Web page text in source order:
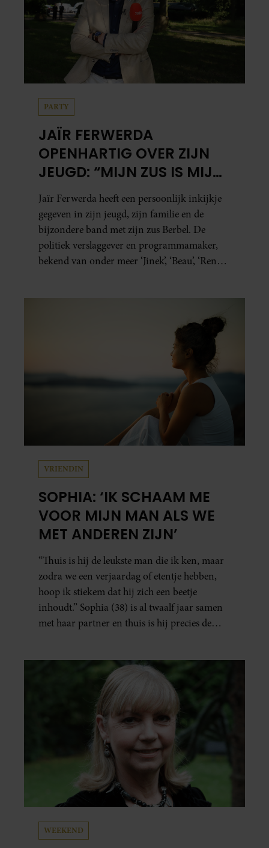
PARTY
JAÏR FERWERDA
OPENHARTIG OVER ZIJN
JEUGD: “MIJN ZUS IS MIJN
MORELE KOMPAS”
Jaïr Ferwerda heeft een persoonlijk inkijkje
gegeven in zijn jeugd, zijn familie en de
bijzondere band met zijn zus Berbel. De
politiek verslaggever en programmamaker,
bekend van onder meer ‘Jinek’, ‘Beau’, ‘Renze’,
VRIENDIN
SOPHIA: ‘IK SCHAAM ME
VOOR MIJN MAN ALS WE
MET ANDEREN ZIJN’
“Thuis is hij de leukste man die ik ken, maar
zodra we een verjaardag of etentje hebben,
hoop ik stiekem dat hij zich een beetje
inhoudt.” Sophia (38) is al twaalf jaar samen
met haar partner en thuis is hij precies de
vaker schaamt zodra ze samen onder de
WEEKEND